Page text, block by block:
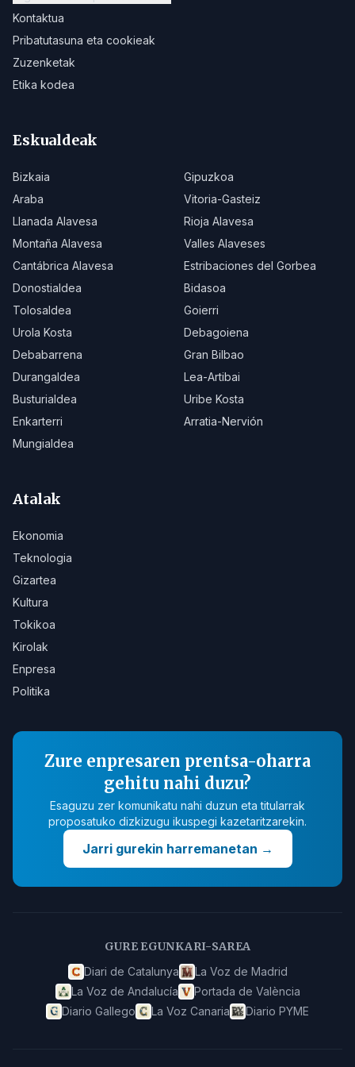
Kontaktua
Pribatutasuna eta cookieak
Zuzenketak
Etika kodea
Eskualdeak
Bizkaia
Gipuzkoa
Araba
Vitoria-Gasteiz
Llanada Alavesa
Rioja Alavesa
Montaña Alavesa
Valles Alaveses
Cantábrica Alavesa
Estribaciones del Gorbea
Donostialdea
Bidasoa
Tolosaldea
Goierri
Urola Kosta
Debagoiena
Debabarrena
Gran Bilbao
Durangaldea
Lea-Artibai
Busturialdea
Uribe Kosta
Enkarterri
Arratia-Nervión
Mungialdea
Atalak
Ekonomia
Teknologia
Gizartea
Kultura
Tokikoa
Kirolak
Enpresa
Politika
Zure enpresaren prentsa-oharra
gehitu nahi duzu?
Esaguzu zer komunikatu nahi duzun eta titularrak
proposatuko dizkizugu ikuspegi kazetaritzarekin.
Jarri gurekin harremanetan →
GURE EGUNKARI-SAREA
Diari de Catalunya
La Voz de Madrid
La Voz de Andalucía
Portada de València
Diario Gallego
La Voz Canaria Diario PYME